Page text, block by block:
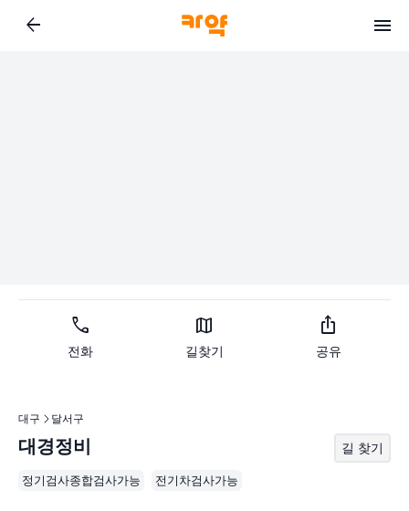
arrow_back
call
전화
map
길찾기
ios_share
공유
대구 달서구
대경정비 길 찾기
정기검사종합검사가능 전기차검사가능